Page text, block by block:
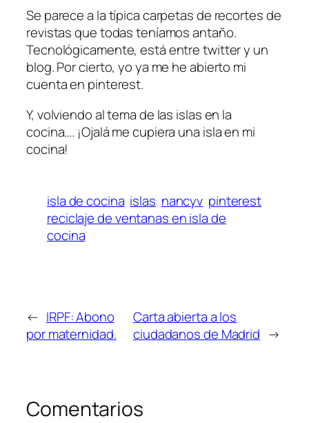
Se parece a la típica carpetas de recortes de
revistas que todas teníamos antaño.
Tecnológicamente, está entre twitter y un
blog. Por cierto, yo ya me he abierto mi
cuenta en pinterest.
Y, volviendo al tema de las islas en la
cocina…. ¡Ojalá me cupiera una isla en mi
cocina!
isla de cocina islas nancyv pinterest
reciclaje de ventanas en isla de
cocina
← IRPF: Abono
por maternidad.
Carta abierta a los
ciudadanos de Madrid →
Comentarios